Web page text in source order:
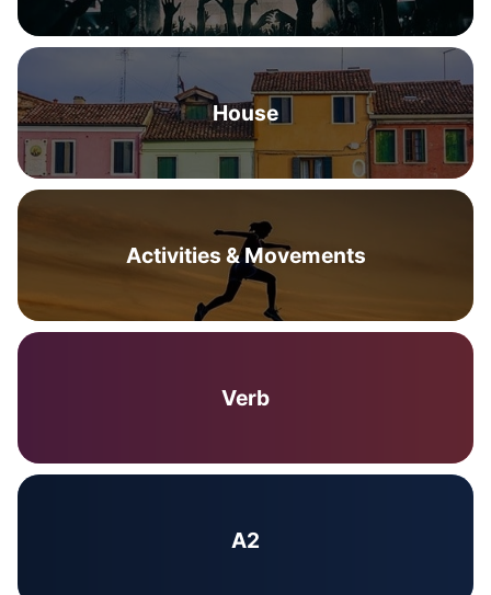
House
Activities & Movements
Verb
A2